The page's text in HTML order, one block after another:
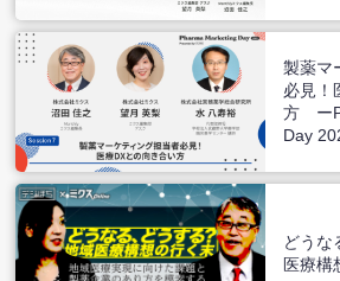
製薬マ
必見！
方 ー
Day
どうな
医療構